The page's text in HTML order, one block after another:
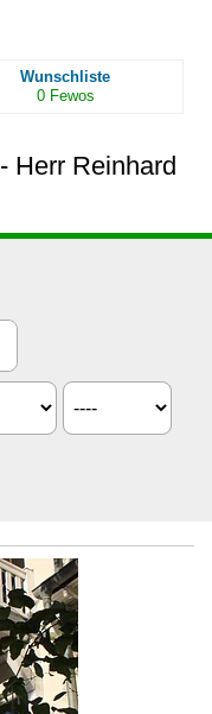
Wunschliste
0 Fewos
Herr Reinhard